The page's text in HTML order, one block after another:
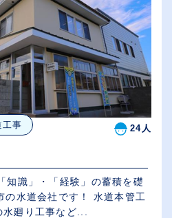
工事 24人
知識」・「経験」の蓄積を礎
の水道会社です！ 水道本管工
廻り工事など...